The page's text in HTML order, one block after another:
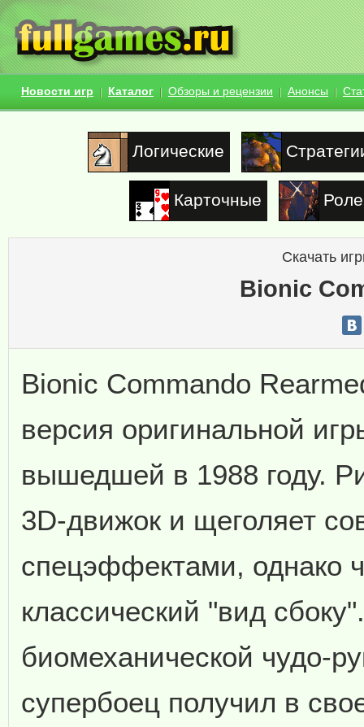
Новости игр Каталог Обзоры и рецензии Анонсы
Логические
Карточные
Скачать
Bionic
Bionic Commando
версия оригинальной
вышедшей в 1988 году.
3D-движок и щеголяет
спецэффектами, однако
классический "вид
биомеханической чудо-
супербоец получил в